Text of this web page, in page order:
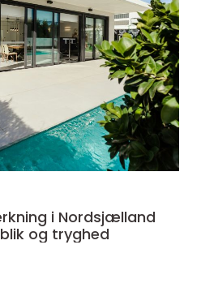
i Nordsjælland
og tryghed